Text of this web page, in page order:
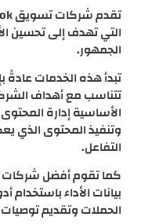
التي تهدف إلى تحسين
الجمهور.
تبدأ هذه الخدمات عادةً
تتناسب مع أهداف
الأساسية إدارة
وتنفيذ المحتوى الذي
التفاعل.
كما تقوم أفضل
بيانات الأداء باستخدام
الحملات وتقديم